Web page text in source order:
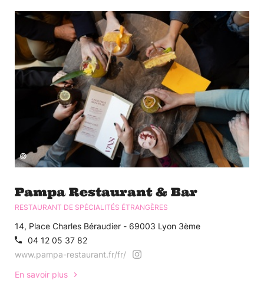
©
Pampa Restaurant & Bar
RESTAURANT DE SPÉCIALITÉS ÉTRANGÈRES
14, Place Charles Béraudier - 69003 Lyon 3ème
04 12 05 37 82
www.pampa-restaurant.fr/fr/
En savoir plus